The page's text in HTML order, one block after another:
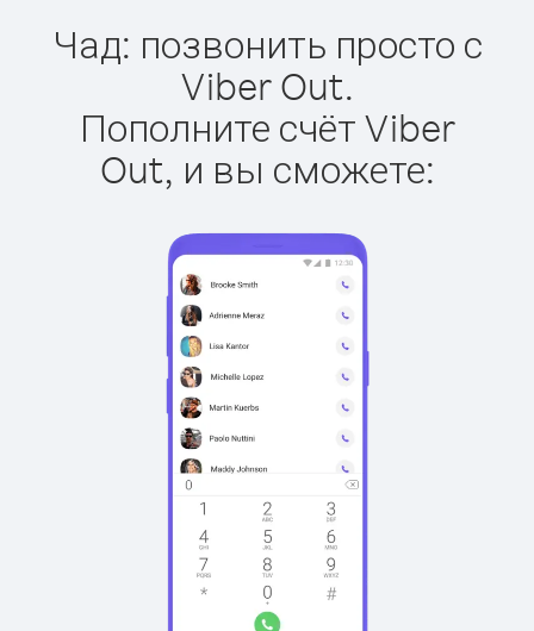
Чад: позвонить просто с
Viber Out.
Пополните счёт Viber
Out, и вы сможете: